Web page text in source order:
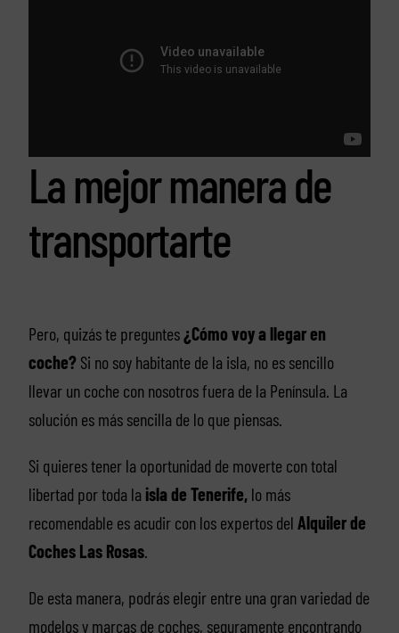
La mejor manera de
transportarte
Pero, quizás te preguntes ¿Cómo voy a llegar en
coche?Si no soy habitante de la isla, no es sencillo
llevar un coche con nosotros fuera de la Península. La
solución es más sencilla de lo que piensas.
Si quieres tener la oportunidad de moverte con total
libertad por toda la isla de Tenerife,lo más
recomendable es acudir con los expertos del Alquiler de
Coches Las Rosas.
De esta manera, podrás elegir entre una gran variedad de
modelos y marcas de coches, seguramente encontrando